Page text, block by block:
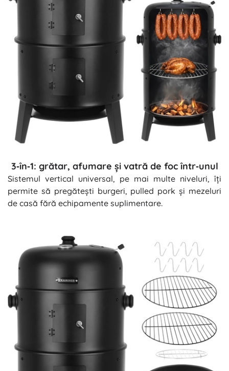
3‑în‑1: grătar, afumare și vatră de foc într‑unul
Sistemul vertical universal, pe mai multe niveluri, îți
permite să pregătești burgeri, pulled pork și mezeluri
de casă fără echipamente suplimentare.